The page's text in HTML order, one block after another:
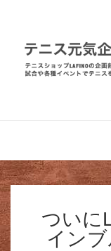
ついに
イン